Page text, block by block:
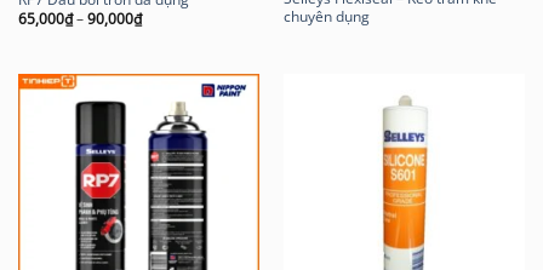
65,000₫–90,000₫
chuyên dụng